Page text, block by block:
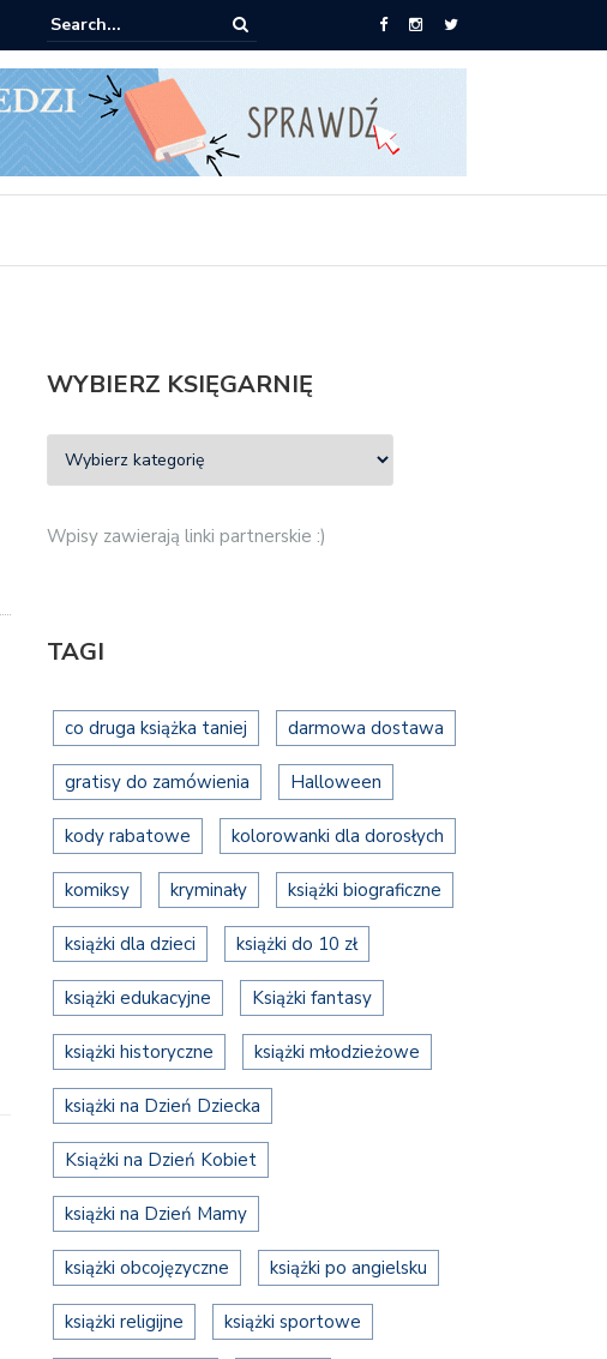
Znak: książki od 2,90 zł do zamówienia
WYBIERZ KSIĘGARNIĘ
Wpisy zawierają linki partnerskie :)
TAGI
co druga książka taniej darmowa dostawa
gratisy do zamówienia Halloween
kody rabatowe kolorowanki dla dorosłych
komiksy kryminały książki biograficzne
książki dla dzieci książki do 10 zł
książki edukacyjne Książki fantasy
książki historyczne książki młodzieżowe
książki na Dzień Dziecka
Książki na Dzień Kobiet
książki na Dzień Mamy
książki obcojęzyczne książki po angielsku
książki religijne książki sportowe